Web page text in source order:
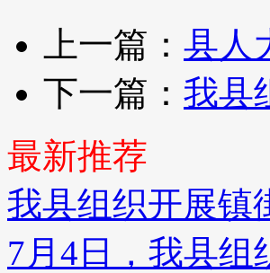
上一篇： 县人
下一篇： 我县
最新推荐
我县组织开展镇
7月4日，我县